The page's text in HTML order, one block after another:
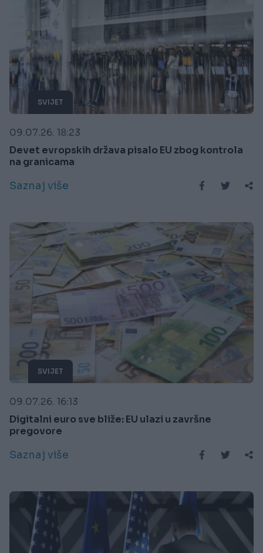
SVIJET
09.07.26. 18:23
Devet evropskih država pisalo EU zbog kontrola
na granicama
Saznaj više
SVIJET
09.07.26. 16:13
Digitalni euro sve bliže: EU ulazi u završne
pregovore
Saznaj više